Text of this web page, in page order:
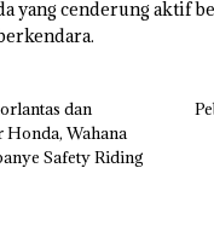
yang cenderung aktif
dan
Wahana
Safety Riding